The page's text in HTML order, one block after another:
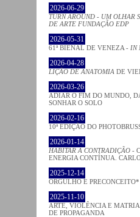
2026-06-29
TURN AROUND - UM OLHAR
DE ARTE FUNDAÇÃO EDP
2026-05-31
61ª BIENAL DE VENEZA - IN
2026-04-28
LIÇÃO DE ANATOMIA DE
2026-03-26
ADIAR O FIM DO MUNDO,
SONHAR O SOLO
2026-02-16
10ª EDIÇÃO DO
2026-01-14
HABITAR A CONTRADIÇÃO -
ENERGIA CONTÍNUA.
2025-12-14
ORGULHO E PRECONCEITO*
2025-11-10
ARTE, VIOLÊNCIA E
DE PROPAGANDA